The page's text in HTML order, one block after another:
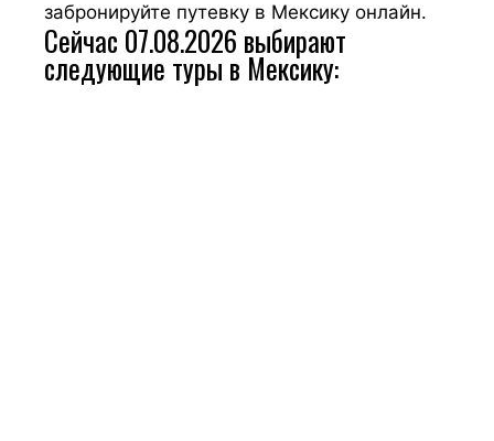
забронируйте путевку в Мексику онлайн.
Сейчас 07.08.2026 выбирают
следующие туры в Мексику: